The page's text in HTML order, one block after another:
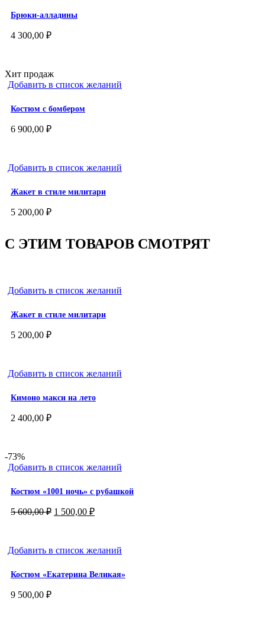
Брюки-алладины
4 300,00 ₽
Хит продаж
Добавить в список желаний
Костюм с бомбером
6 900,00 ₽
Добавить в список желаний
Жакет в стиле милитари
5 200,00 ₽
С ЭТИМ ТОВАРОВ СМОТРЯТ
Добавить в список желаний
Жакет в стиле милитари
5 200,00 ₽
Добавить в список желаний
Кимоно макси на лето
2 400,00 ₽
-73%
Добавить в список желаний
Костюм «1001 ночь» с рубашкой
5 600,00₽ Первоначальная
600,00 ₽.
1 500,00 ₽Текущая
Добавить в список желаний
Костюм «Екатерина Великая»
9 500,00 ₽